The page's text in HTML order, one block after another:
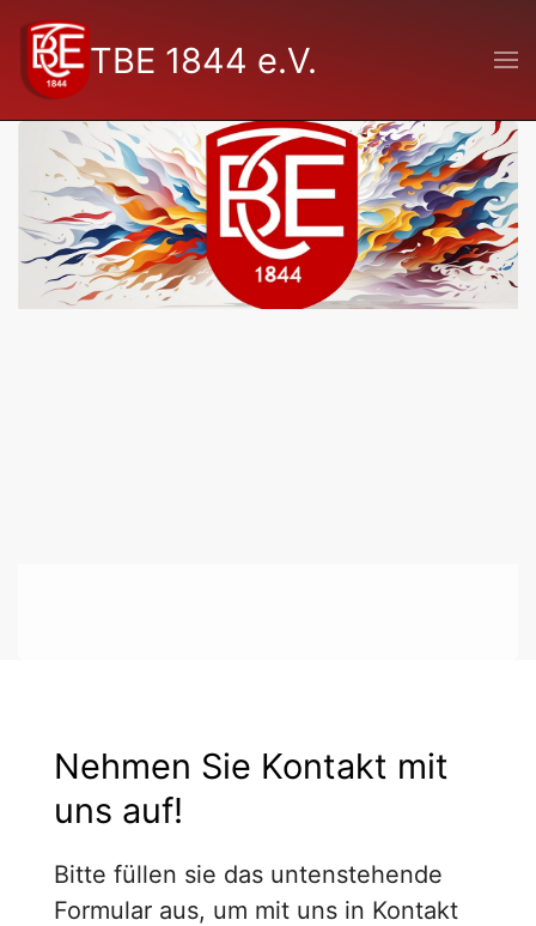
TBE 1844 e.V.
Nehmen Sie Kontakt mit
uns auf!
Bitte füllen sie das untenstehende
Formular aus, um mit uns in Kontakt